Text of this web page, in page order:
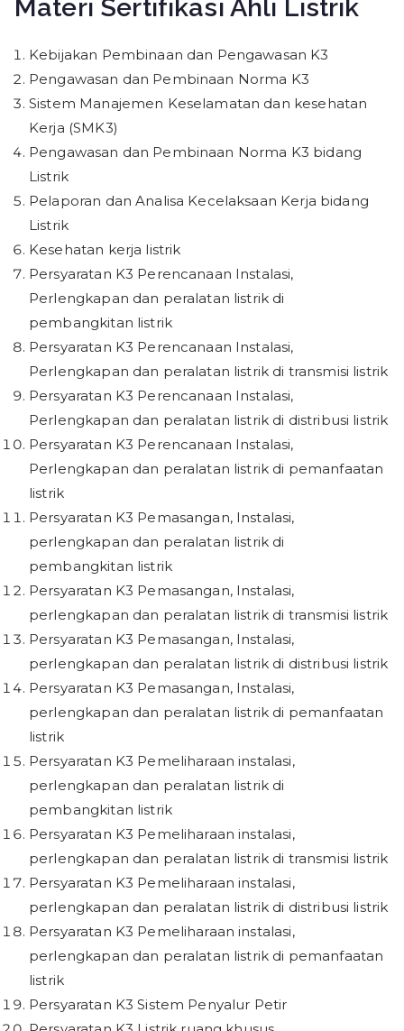
Materi Sertifikasi Ahli Listrik
Kebijakan Pembinaan dan Pengawasan K3
Pengawasan dan Pembinaan Norma K3
Sistem Manajemen Keselamatan dan kesehatan
Kerja (SMK3)
Pengawasan dan Pembinaan Norma K3 bidang
Listrik
Pelaporan dan Analisa Kecelaksaan Kerja bidang
Listrik
Kesehatan kerja listrik
Persyaratan K3 Perencanaan Instalasi,
Perlengkapan dan peralatan listrik di
pembangkitan listrik
Persyaratan K3 Perencanaan Instalasi,
Perlengkapan dan peralatan listrik di transmisi listrik
Persyaratan K3 Perencanaan Instalasi,
Perlengkapan dan peralatan listrik di distribusi listrik
Persyaratan K3 Perencanaan Instalasi,
Perlengkapan dan peralatan listrik di pemanfaatan
listrik
Persyaratan K3 Pemasangan, Instalasi,
perlengkapan dan peralatan listrik di
pembangkitan listrik
Persyaratan K3 Pemasangan, Instalasi,
perlengkapan dan peralatan listrik di transmisi listrik
Persyaratan K3 Pemasangan, Instalasi,
perlengkapan dan peralatan listrik di distribusi listrik
Persyaratan K3 Pemasangan, Instalasi,
perlengkapan dan peralatan listrik di pemanfaatan
listrik
Persyaratan K3 Pemeliharaan instalasi,
perlengkapan dan peralatan listrik di
pembangkitan listrik
Persyaratan K3 Pemeliharaan instalasi,
perlengkapan dan peralatan listrik di transmisi listrik
Persyaratan K3 Pemeliharaan instalasi,
perlengkapan dan peralatan listrik di distribusi listrik
Persyaratan K3 Pemeliharaan instalasi,
perlengkapan dan peralatan listrik di pemanfaatan
listrik
Persyaratan K3 Sistem Penyalur Petir